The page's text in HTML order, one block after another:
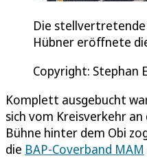
Die
Hübner eröffnete
Copyright: Stephan
Komplett ausgebucht
sich vom Kreisverkehr
Bühne hinter dem Obi
die BAP-Coverband MAM